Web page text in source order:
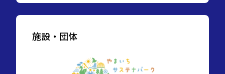
施設・団体